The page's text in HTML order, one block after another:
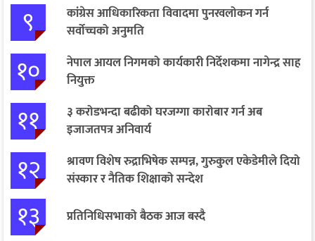
९
कांग्रेस आधिकारिकता विवादमा पुनरवलोकन गर्न
सर्वोच्चको अनुमति
१०
नेपाल आयल निगमको कार्यकारी निर्देशकमा नागेन्द्र साह
नियुक्त
११
३ करोडभन्दा बढीको घरजग्गा कारोबार गर्न अब
इजाजतपत्र अनिवार्य
१२
श्रावण विशेष रुद्राभिषेक सम्पन्न, गुरुकुल एकेडेमीले दियो
संस्कार र नैतिक शिक्षाको सन्देश
१३ प्रतिनिधिसभाको बैठक आज बस्दै